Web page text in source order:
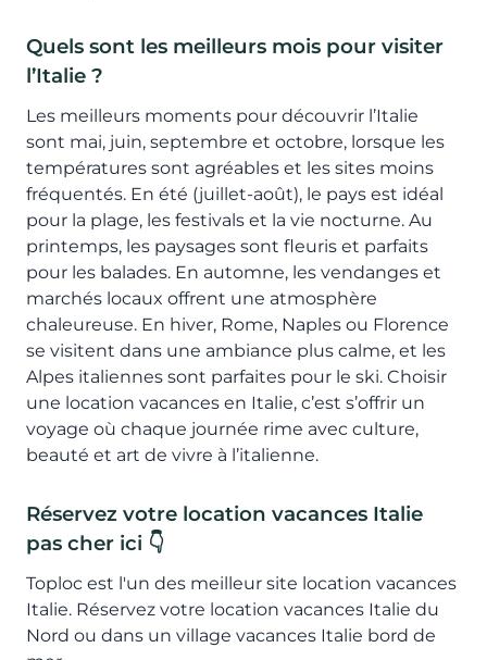
Quels sont les meilleurs mois pour visiter
l’Italie ?
Les meilleurs moments pour découvrir l’Italie
sont mai, juin, septembre et octobre, lorsque les
températures sont agréables et les sites moins
fréquentés. En été (juillet-août), le pays est idéal
pour la plage, les festivals et la vie nocturne. Au
printemps, les paysages sont fleuris et parfaits
pour les balades. En automne, les vendanges et
marchés locaux offrent une atmosphère
chaleureuse. En hiver, Rome, Naples ou Florence
se visitent dans une ambiance plus calme, et les
Alpes italiennes sont parfaites pour le ski. Choisir
une location vacances en Italie, c’est s’offrir un
voyage où chaque journée rime avec culture,
beauté et art de vivre à l’italienne.
Réservez votre location vacances Italie
pas cher ici 👇
Toploc est l'un des meilleur site location vacances
Italie. Réservez votre location vacances Italie du
Nord ou dans un village vacances Italie bord de